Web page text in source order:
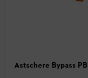
Astschere Bypass PB